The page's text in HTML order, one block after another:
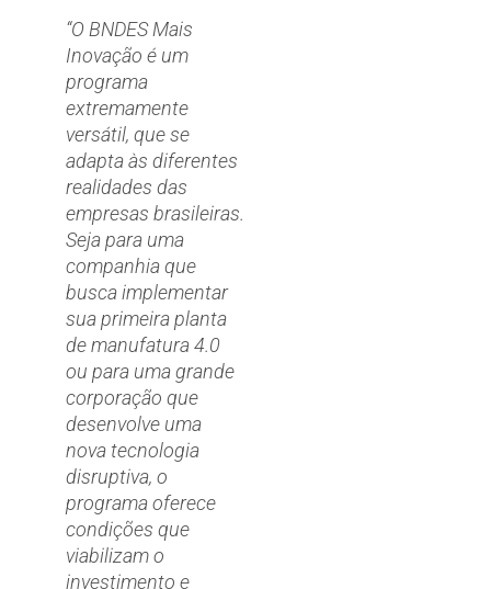
“O BNDES Mais
Inovação é um
programa
extremamente
versátil, que se
adapta às diferentes
realidades das
empresas brasileiras.
Seja para uma
companhia que
busca implementar
sua primeira planta
de manufatura 4.0
ou para uma grande
corporação que
desenvolve uma
nova tecnologia
disruptiva, o
programa oferece
condições que
viabilizam o
investimento e